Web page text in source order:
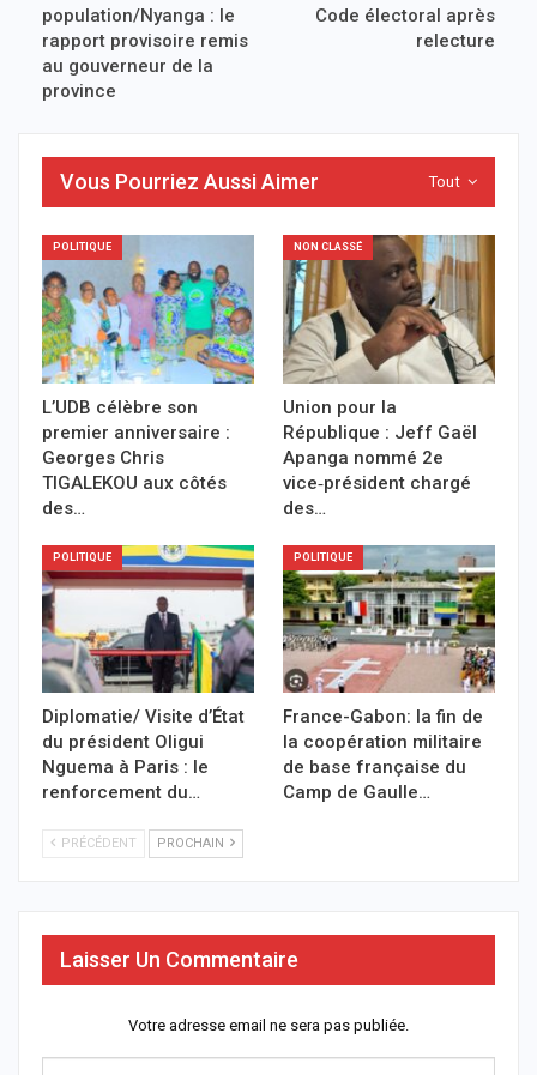
population/Nyanga : le
rapport provisoire remis
au gouverneur de la
province
Code électoral après
relecture
Tout
Vous Pourriez Aussi Aimer
POLITIQUE
L’UDB célèbre son
premier anniversaire :
Georges Chris
TIGALEKOU aux côtés
des…
NON CLASSÉ
Union pour la
République : Jeff Gaël
Apanga nommé 2e
vice‑président chargé
des…
POLITIQUE
Diplomatie/ Visite d’État
du président Oligui
Nguema à Paris : le
renforcement du…
POLITIQUE
France-Gabon: la fin de
la coopération militaire
de base française du
Camp de Gaulle…
PRÉCÉDENT PROCHAIN
Laisser Un Commentaire
Votre adresse email ne sera pas publiée.